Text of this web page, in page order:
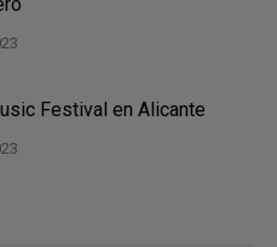
Festival en Alicante